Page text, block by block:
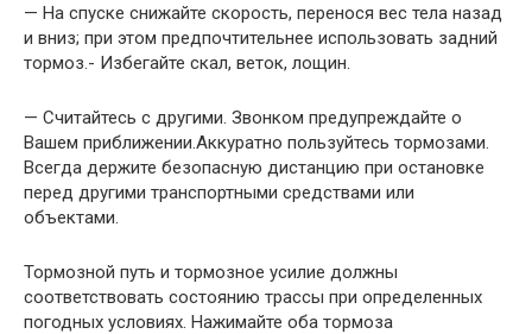
— На спуске снижайте скорость, перенося вес тела назад
и вниз; при этом предпочтительнее использовать задний
тормоз.- Избегайте скал, веток, лощин.
— Считайтесь с другими. Звонком предупреждайте о
Вашем приближении.Аккуратно пользуйтесь тормозами.
Всегда держите безопасную дистанцию при остановке
перед другими транспортными средствами или
объектами.
Тормозной путь и тормозное усилие должны
соответствовать состоянию трассы при определенных
погодных условиях. Нажимайте оба тормоза